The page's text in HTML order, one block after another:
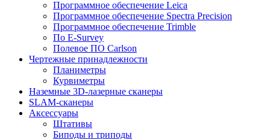
Программное обеспечение Leica
Программное обеспечение Spectra Precision
Программное обеспечение Trimble
По E-Survey
Полевое ПО Carlson
Чертежные принадлежности
Планиметры
Курвиметры
Наземные 3D-лазерные сканеры
SLAM-сканеры
Аксессуары
Штативы
Биподы и триподы